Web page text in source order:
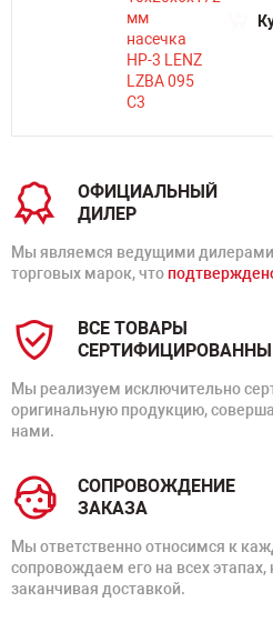
ОФИЦИАЛЬНЫЙ
ДИЛЕР
Мы являемся ведущими дилерами
торговых марок, что
ВСЕ ТОВАРЫ
СЕРТИФИЦИРОВАННЫ
Мы реализуем исключительно
оригинальную продукцию,
нами.
СОПРОВОЖДЕНИЕ
ЗАКАЗА
Мы ответственно относимся к
сопровождаем его на всех
заканчивая доставкой.